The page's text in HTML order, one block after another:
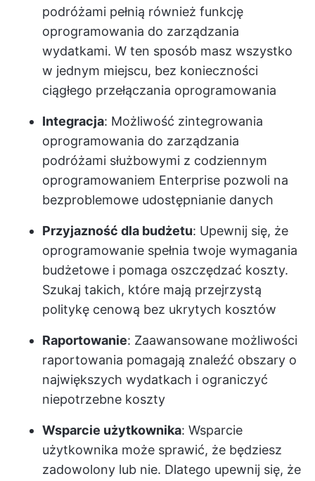
podróżami pełnią również funkcję
oprogramowania do zarządzania
wydatkami. W ten sposób masz wszystko
w jednym miejscu, bez konieczności
ciągłego przełączania oprogramowania
Integracja: Możliwość zintegrowania
oprogramowania do zarządzania
podróżami służbowymi z codziennym
oprogramowaniem Enterprise pozwoli na
bezproblemowe udostępnianie danych
Przyjazność dla budżetu: Upewnij się, że
oprogramowanie spełnia twoje wymagania
budżetowe i pomaga oszczędzać koszty.
Szukaj takich, które mają przejrzystą
politykę cenową bez ukrytych kosztów
Raportowanie: Zaawansowane możliwości
raportowania pomagają znaleźć obszary o
największych wydatkach i ograniczyć
niepotrzebne koszty
Wsparcie użytkownika: Wsparcie
użytkownika może sprawić, że będziesz
zadowolony lub nie. Dlatego upewnij się, że